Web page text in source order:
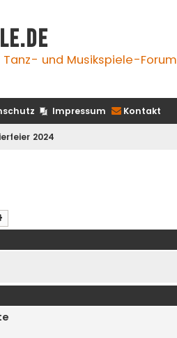
und Musikspiele-Forum
Impressum Kontakt
2024